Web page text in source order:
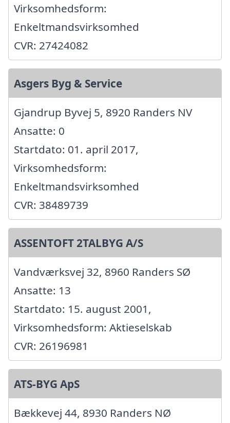
Virksomhedsform:
Enkeltmandsvirksomhed
CVR: 27424082
Asgers Byg & Service
Gjandrup Byvej 5, 8920 Randers NV
Ansatte: 0
Startdato: 01. april 2017,
Virksomhedsform:
Enkeltmandsvirksomhed
CVR: 38489739
ASSENTOFT 2TALBYG A/S
Vandværksvej 32, 8960 Randers SØ
Ansatte: 13
Startdato: 15. august 2001,
Virksomhedsform: Aktieselskab
CVR: 26196981
ATS-BYG ApS
Bækkevej 44, 8930 Randers NØ